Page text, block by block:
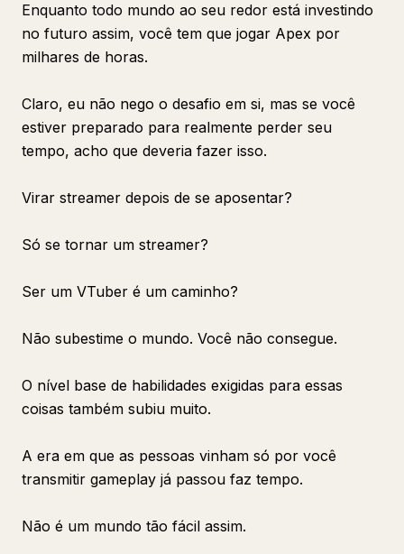
Enquanto todo mundo ao seu redor está investindo
no futuro assim, você tem que jogar Apex por
milhares de horas.
Claro, eu não nego o desafio em si, mas se você
estiver preparado para realmente perder seu
tempo, acho que deveria fazer isso.
Virar streamer depois de se aposentar?
Só se tornar um streamer?
Ser um VTuber é um caminho?
Não subestime o mundo. Você não consegue.
O nível base de habilidades exigidas para essas
coisas também subiu muito.
A era em que as pessoas vinham só por você
transmitir gameplay já passou faz tempo.
Não é um mundo tão fácil assim.